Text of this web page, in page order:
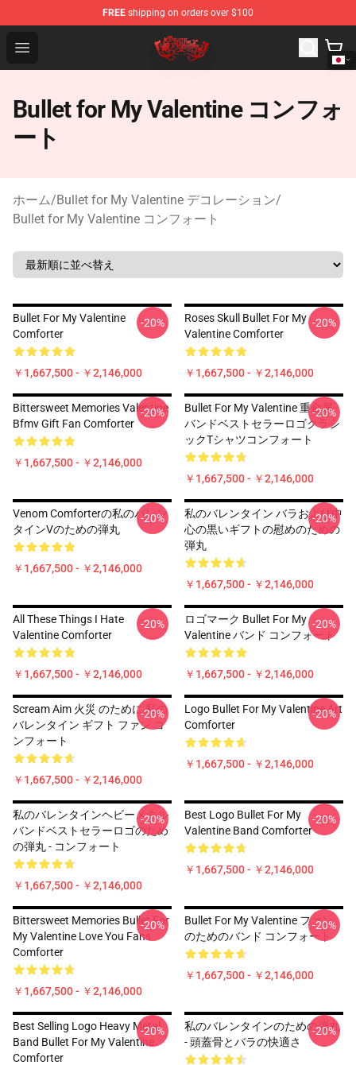
FREE shipping on orders over $100
Open menu
Bullet for My Valentine Store - Official Bullet for My
Bullet for My Valentine コンフォ
ート
ホーム/Bullet for My Valentine デコレーション/
Bullet for My Valentine コンフォート
Bullet For My Valentine
Comforter
￥1,667,500 - ￥2,146,000
-20%
Roses Skull Bullet For My
Valentine Comforter
￥1,667,500 - ￥2,146,000
-20%
Bittersweet Memories Valentine
Bfmv Gift Fan Comforter
￥1,667,500 - ￥2,146,000
-20%
Bullet For My Valentine 重金属
バンドベストセラーロゴクラシ
ックTシャツコンフォート
￥1,667,500 - ￥2,146,000
-20%
Venom Comforterの私のバレン
タインVのための弾丸
￥1,667,500 - ￥2,146,000
-20%
私のバレンタイン バラおよび中
心の黒いギフトの慰めのための
弾丸
￥1,667,500 - ￥2,146,000
-20%
All These Things I Hate
Valentine Comforter
￥1,667,500 - ￥2,146,000
-20%
ロゴマーク Bullet For My
Valentine バンド コンフォート
￥1,667,500 - ￥2,146,000
-20%
Scream Aim 火災 のために 私の
バレンタイン ギフト ファン コ
ンフォート
￥1,667,500 - ￥2,146,000
-20%
Logo Bullet For My Valentine Art
Comforter
￥1,667,500 - ￥2,146,000
-20%
私のバレンタインヘビーメタル
バンドベストセラーロゴのため
の弾丸 - コンフォート
￥1,667,500 - ￥2,146,000
-20%
Best Logo Bullet For My
Valentine Band Comforter
￥1,667,500 - ￥2,146,000
-20%
Bittersweet Memories Bullet For
My Valentine Love You Fans
Comforter
￥1,667,500 - ￥2,146,000
-20%
Bullet For My Valentine ファン
のためのバンド コンフォート
￥1,667,500 - ￥2,146,000
-20%
Best Selling Logo Heavy Metal
Band Bullet For My Valentine
Comforter
-20%
私のバレンタインのための弾丸
- 頭蓋骨とバラの快適さ
-20%